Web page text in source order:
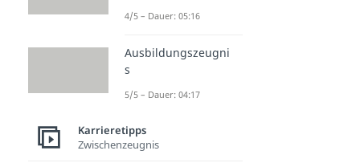
4/5 – Dauer: 05:16
Ausbildungszeugni
s
5/5 – Dauer: 04:17
Karrieretipps
Zwischenzeugnis